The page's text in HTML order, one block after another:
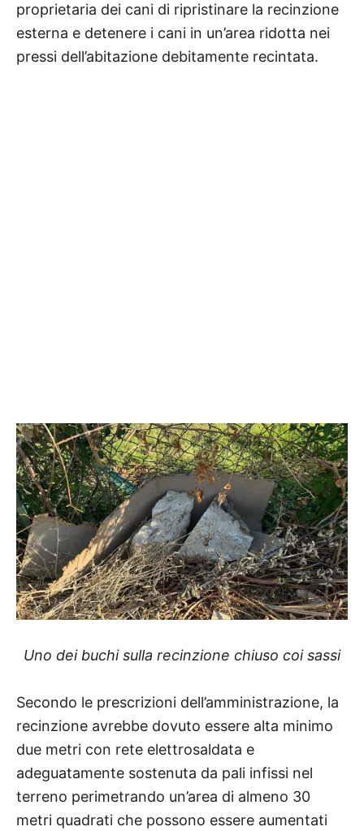
proprietaria dei cani di ripristinare la recinzione
esterna e detenere i cani in un’area ridotta nei
pressi dell’abitazione debitamente recintata.
Uno dei buchi sulla recinzione chiuso coi sassi
Secondo le prescrizioni dell’amministrazione, la
recinzione avrebbe dovuto essere alta minimo
due metri con rete elettrosaldata e
adeguatamente sostenuta da pali infissi nel
terreno perimetrando un’area di almeno 30
metri quadrati che possono essere aumentati